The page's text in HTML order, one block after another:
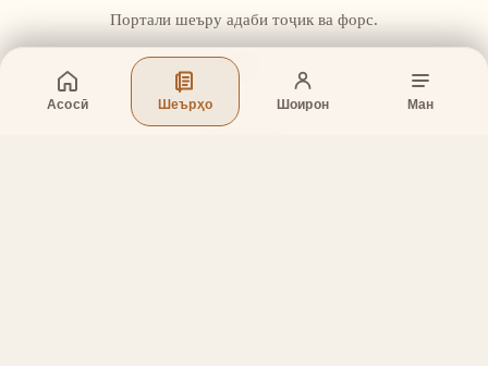
Асосӣ Шеърҳо Шоирон Ман
Портали шеъру адаби тоҷик ва форс.